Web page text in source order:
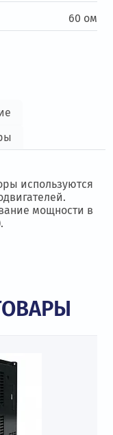
60 ом
используются
мощности в